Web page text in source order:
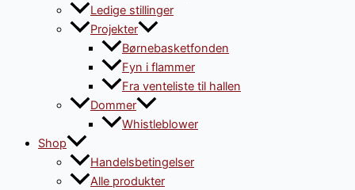
Ledige stillinger
Projekter
Børnebasketfonden
Fyn i flammer
Fra venteliste til hallen
Dommer
Whistleblower
Shop
Handelsbetingelser
Alle produkter